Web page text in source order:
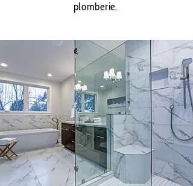
plomberie.